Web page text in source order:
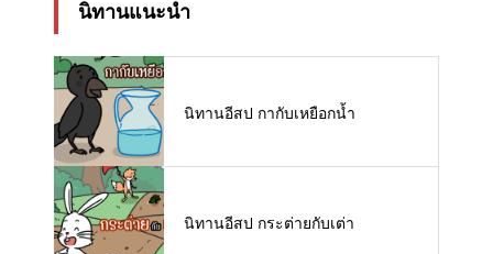
นิทานแนะนำ
นิทานอีสป กากับเหยือกน้ำ
นิทานอีสป กระต่ายกับเต่า